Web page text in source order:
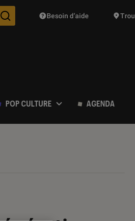
Des suggestions de produits vont
Besoin d’aide
POP CULTURE AGENDA